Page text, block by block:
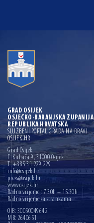
GRAD OSIJEK
OSJEČKO-BARANJSKA ŽUPANIJA
REPUBLIKA HRVATSKA
SLUŽBENI PORTAL GRADA NA DRAVI
OSIJEK.HR
Grad Osijek
F. Kuhača 9, 31000 Osijek
T: +385 31 229 229
info@osijek.hr
press@osijek.hr
www.osijek.hr
Radno vrijeme : 7:30h – 15:30h
Radno vrijeme sa strankama
OIB: 30050049642
MB: 2640651